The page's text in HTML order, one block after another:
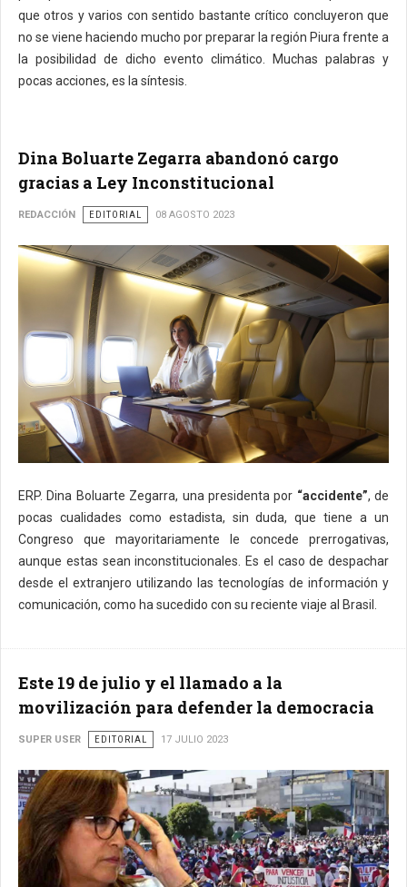
que otros y varios con sentido bastante crítico concluyeron que
no se viene haciendo mucho por preparar la región Piura frente a
la posibilidad de dicho evento climático. Muchas palabras y
pocas acciones, es la síntesis.
Dina Boluarte Zegarra abandonó cargo
gracias a Ley Inconstitucional
REDACCIÓN EDITORIAL 08 AGOSTO 2023
ERP. Dina Boluarte Zegarra, una presidenta por “accidente”, de
pocas cualidades como estadista, sin duda, que tiene a un
Congreso que mayoritariamente le concede prerrogativas,
aunque estas sean inconstitucionales. Es el caso de despachar
desde el extranjero utilizando las tecnologías de información y
comunicación, como ha sucedido con su reciente viaje al Brasil.
Este 19 de julio y el llamado a la
movilización para defender la democracia
SUPER USER EDITORIAL 17 JULIO 2023